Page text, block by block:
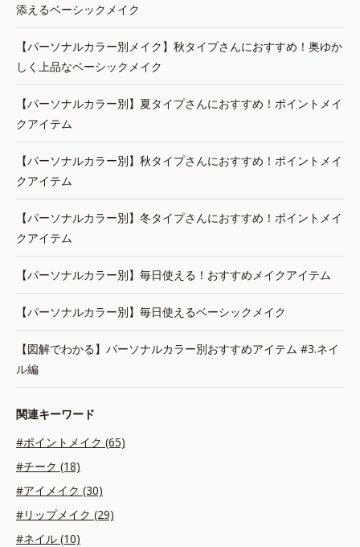
添えるベーシックメイク
【パーソナルカラー別メイク】秋タイプさんにおすすめ！奥ゆか
しく上品なベーシックメイク
【パーソナルカラー別】夏タイプさんにおすすめ！ポイントメイ
クアイテム
【パーソナルカラー別】秋タイプさんにおすすめ！ポイントメイ
クアイテム
【パーソナルカラー別】冬タイプさんにおすすめ！ポイントメイ
クアイテム
【パーソナルカラー別】毎日使える！おすすめメイクアイテム
【パーソナルカラー別】毎日使えるベーシックメイク
【図解でわかる】パーソナルカラー別おすすめアイテム #3.ネイ
ル編
関連キーワード
#ポイントメイク (65)
#チーク (18)
#アイメイク (30)
#リップメイク (29)
#ネイル (10)